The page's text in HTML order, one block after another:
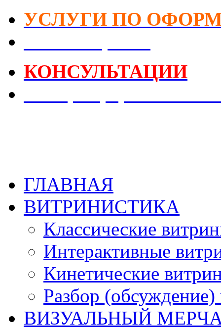
УСЛУГИ ПО
КОНСУЛЬТАЦИИ
ГЛАВНАЯ
ВИТРИНИСТИКА
Классические
Интерактивные
Кинетические
Разбор (обсуждение)
ВИЗУАЛЬНЫЙ